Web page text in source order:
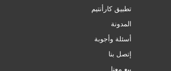
تطبيق كارأنتيم
المدونة
أسئلة وأجوبة
إتصل بنا
بيع معنا